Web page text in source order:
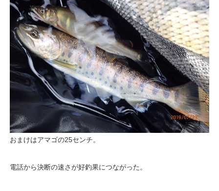
おまけはアマゴの25センチ。
電話から決断の速さが好釣果につながった。